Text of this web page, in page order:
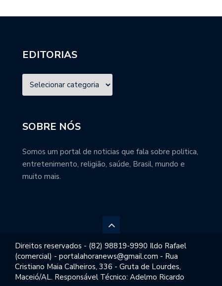
EDITORIAS
SOBRE NÓS
Somos um portal de noticias que fala sobre politica,
entretenimento, religião, saúde, Brasil, mundo e
muito mais.
Direitos reservados - (82) 98819-9990 Ildo Rafael
(comercial) - portalahoranews@gmail.com - Rua
Cristiano Maia Calheiros, 336 - Gruta de Lourdes,
Maceió/AL. Responsável Técnico: Adelmo Ricardo